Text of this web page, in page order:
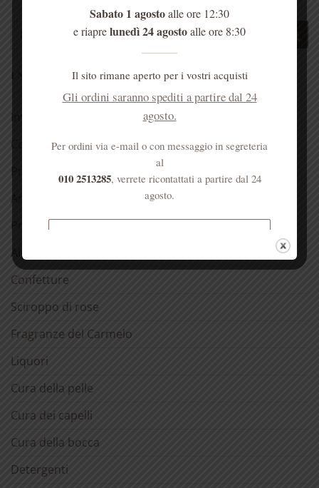
I NOSTRI REPARTI
Confezioni regalo 🎁
Prodotti alla Rosa
Antichi rimedi naturali
Prodotti dell’alveare
Alimentari
Confetture
Sciroppo di rose
Fragranze del Carmelo
Liquori
Cura della pelle
Cura dei capelli
Cura della bocca
Detergenti
Sabato 1 agostoalle ore 12:30
e riaprelunedì 24 agostoalle ore 8:30
Il sito rimane aperto per i vostri acquisti
Gli ordini saranno spediti a partire dal 24
agosto.
Per ordini via e-mail o con messaggio in segreteria
al
010 2513285, verrete ricontattati a partire dal 24
agosto.
superiori a € 50